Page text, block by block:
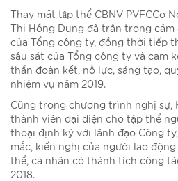
Thay mặt tập thể CBNV PVFCCo
Thị Hồng Dung đã trân trọng
của Tổng công ty, đồng thời tiếp
sâu sát của Tổng công ty và cam
thần đoàn kết, nỗ lực, sáng tạo,
nhiệm vụ năm 2019.
Cũng trong chương trình nghị sự,
thành viên đại diện cho tập thể
thoại định kỳ với lãnh đạo Công
mắc, kiến nghị của người lao
thể, cá nhân có thành tích công
2018.